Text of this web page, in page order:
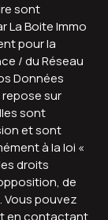
sont
La Boite Immo
pour la
/ du Réseau
Données
sur
sont
et sont
à la loi «
droits
de
pouvez